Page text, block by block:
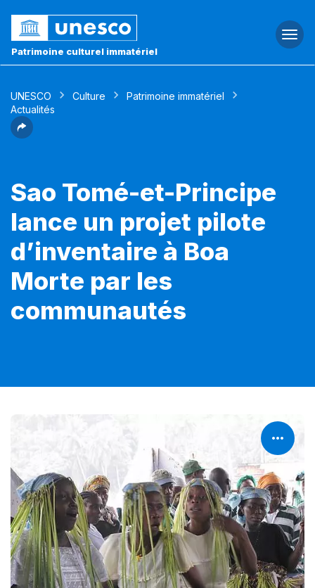
Patrimoine culturel immatériel
UNESCO Culture
Patrimoine immatériel
Actualités
Sao Tomé-et-Principe
lance un projet pilote
d’inventaire à Boa
Morte par les
communautés